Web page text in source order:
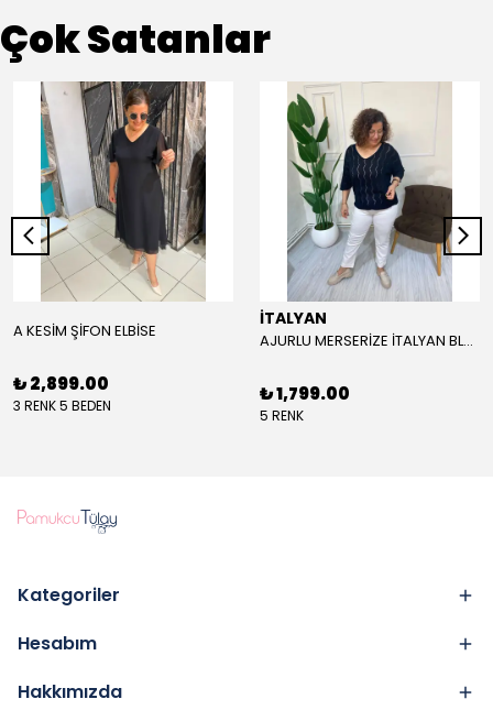
Çok Satanlar
A KESİM ŞİFON ELBİSE
₺ 2,899.00
3 RENK 5 BEDEN
İTALYAN
AJURLU MERSERİZE İTALYAN BLUZ- STANDART BEDEN - SİYAH
₺ 1,799.00
5 RENK
Kategoriler
Hesabım
Hakkımızda